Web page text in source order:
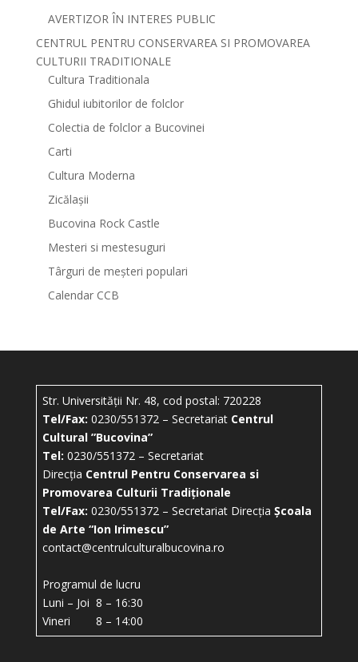
AVERTIZOR ÎN INTERES PUBLIC
CENTRUL PENTRU CONSERVAREA SI PROMOVAREA
CULTURII TRADITIONALE
Cultura Traditionala
Ghidul iubitorilor de folclor
Colectia de folclor a Bucovinei
Carti
Cultura Moderna
Zicălașii
Bucovina Rock Castle
Mesteri si mestesuguri
Târguri de meșteri populari
Calendar CCB
Str. Universității Nr. 48, cod postal: 720228
Tel/Fax: 0230/551372 – Secretariat Centrul
Cultural ”Bucovina”
Tel: 0230/551372 – Secretariat
Direcția Centrul Pentru Conservarea si
Promovarea Culturii Tradiționale
Tel/Fax: 0230/551372 – Secretariat Direcția Școala
de Arte “Ion Irimescu”
contact@centrulculturalbucovina.ro
Programul de lucru
Luni – Joi 8 – 16:30
Vineri 8 – 14:00